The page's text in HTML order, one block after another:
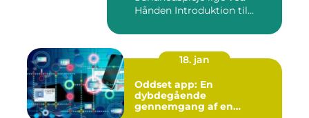
Hånden Introduktion til
18. jan
Oddset app: En
dybdegående
gennemgang af en